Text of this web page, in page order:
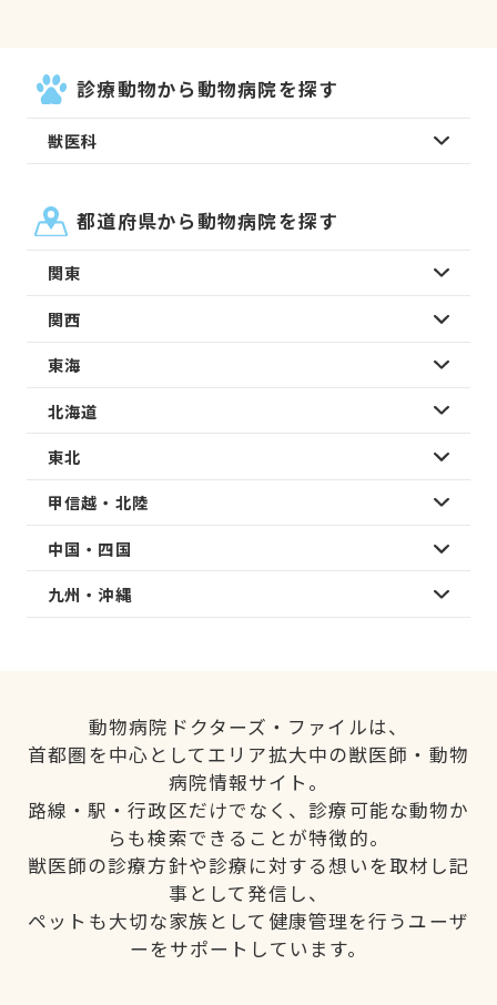
診療動物から動物病院を探す
獣医科
都道府県から動物病院を探す
関東
関西
東海
北海道
東北
甲信越・北陸
中国・四国
九州・沖縄
動物病院ドクターズ・ファイルは、
首都圏を中心としてエリア拡大中の獣医師・動物
病院情報サイト。
路線・駅・行政区だけでなく、診療可能な動物か
らも検索できることが特徴的。
獣医師の診療方針や診療に対する想いを取材し記
事として発信し、
ペットも大切な家族として健康管理を行うユーザ
ーをサポートしています。